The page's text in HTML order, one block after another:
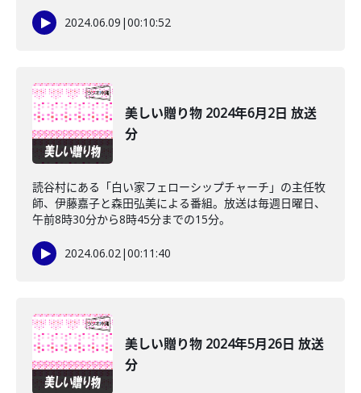
2024.06.09 |00:10:52
美しい贈り物 2024年6月2日 放送
分
読谷村にある「白い家フェローシップチャーチ」の主任牧
師、伊藤嘉子と森田弘美による番組。放送は毎週日曜日、
午前8時30分から8時45分までの15分。
2024.06.02|00:11:40
美しい贈り物 2024年5月26日 放送
分